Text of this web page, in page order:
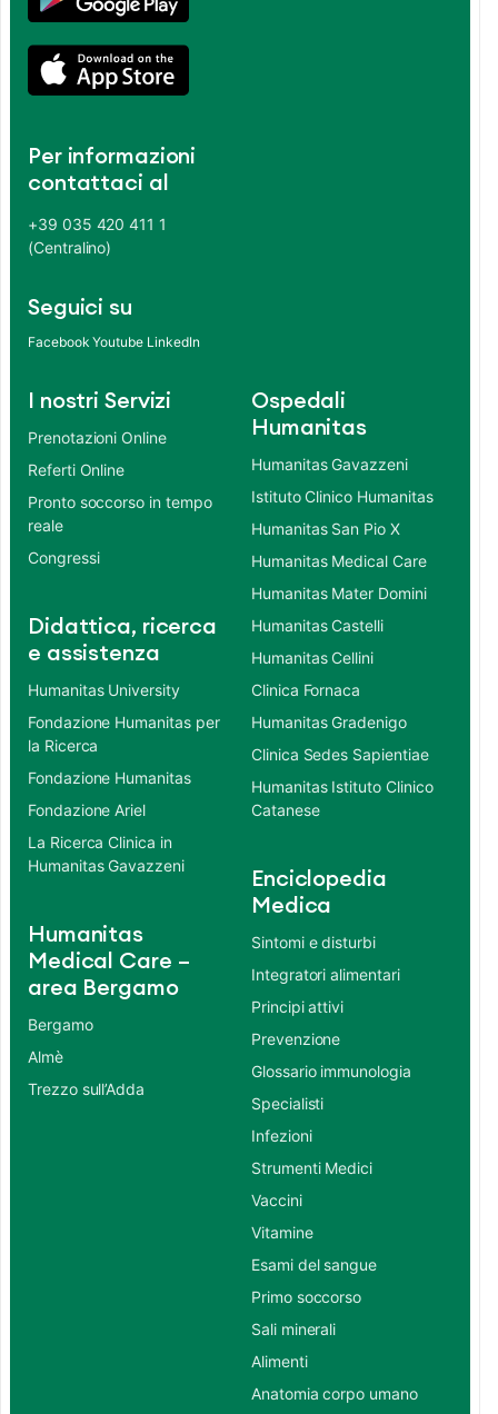
Per informazioni
contattaci al
+39 035 420 411 1
(Centralino)
Seguici su
Facebook Youtube LinkedIn
I nostri Servizi
Prenotazioni Online
Referti Online
Pronto soccorso in tempo
reale
Congressi
Didattica, ricerca
e assistenza
Humanitas University
Fondazione Humanitas per
la Ricerca
Fondazione Humanitas
Fondazione Ariel
La Ricerca Clinica in
Humanitas Gavazzeni
Humanitas
Medical Care –
area Bergamo
Bergamo
Almè
Trezzo sull’Adda
Ospedali
Humanitas
Humanitas Gavazzeni
Istituto Clinico Humanitas
Humanitas San Pio X
Humanitas Medical Care
Humanitas Mater Domini
Humanitas Castelli
Humanitas Cellini
Clinica Fornaca
Humanitas Gradenigo
Clinica Sedes Sapientiae
Humanitas Istituto Clinico
Catanese
Enciclopedia
Medica
Sintomi e disturbi
Integratori alimentari
Principi attivi
Prevenzione
Glossario immunologia
Specialisti
Infezioni
Strumenti Medici
Vaccini
Vitamine
Esami del sangue
Primo soccorso
Sali minerali
Alimenti
Anatomia corpo umano